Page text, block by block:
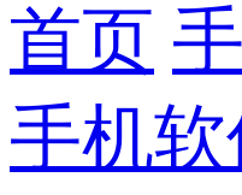
首页
手机软